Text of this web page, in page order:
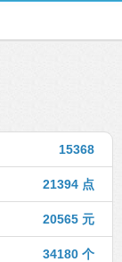
15368
21394 点
20565 元
34180 个